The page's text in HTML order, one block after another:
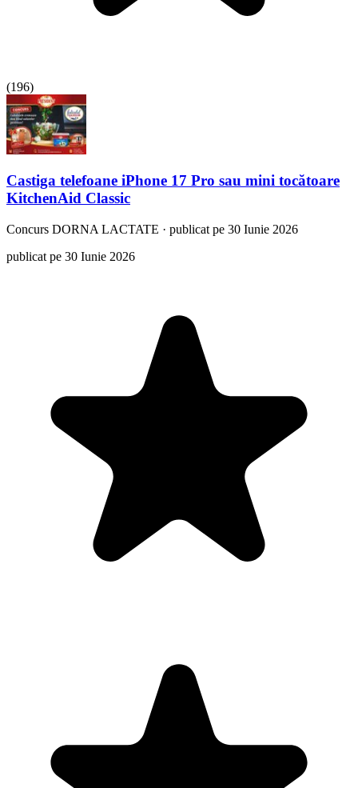
(196)
Castiga telefoane iPhone 17 Pro sau mini tocătoare
KitchenAid Classic
Concurs DORNA LACTATE · publicat pe 30 Iunie 2026
publicat pe 30 Iunie 2026